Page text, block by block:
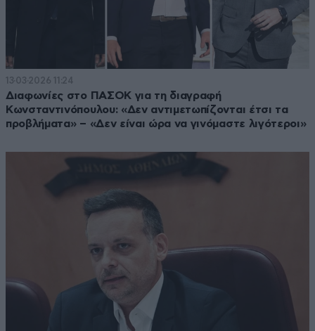
13·03·2026 11:24
Διαφωνίες στο ΠΑΣΟΚ για τη διαγραφή
Κωνσταντινόπουλου: «Δεν αντιμετωπίζονται έτσι τα
προβλήματα» – «Δεν είναι ώρα να γινόμαστε λιγότεροι»